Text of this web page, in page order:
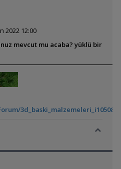
2022 12:00
mevcut mu acaba? yüklü bir